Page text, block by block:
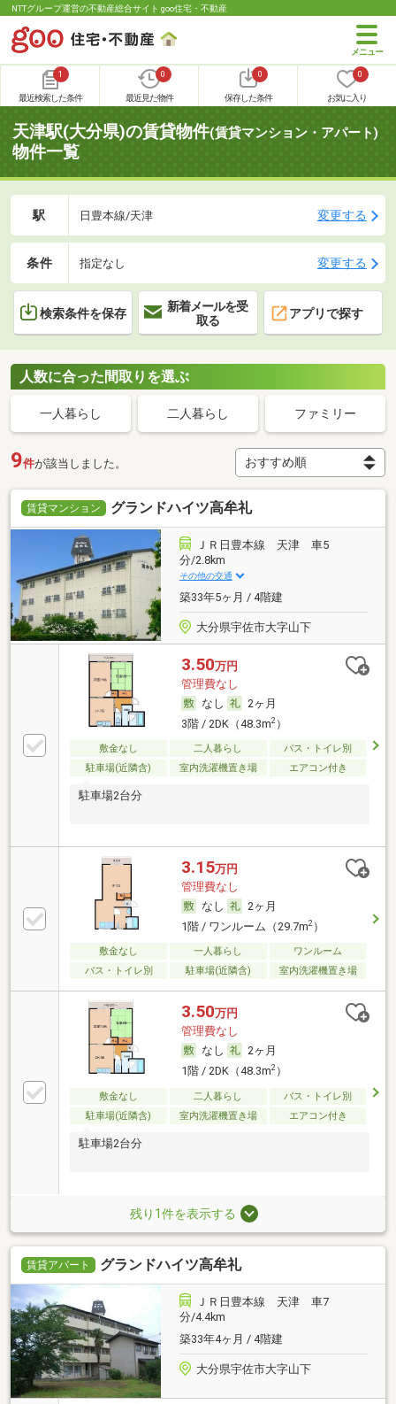
NTTグループ運営の不動産総合サイト goo住宅・不動産
1
最近検索した条件
0
最近見た物件
0
保存した条件
0
お気に入り
天津駅(大分県)の賃貸物件(賃貸マンション・アパート)
物件一覧
駅 日豊本線/天津 変更する
条件 指定なし 変更する
検索条件を保存
新着メールを受
取る
アプリで探す
人数に合った間取りを選ぶ
一人暮らし 二人暮らし ファミリー
9件が該当しました。
賃貸マンション グランドハイツ高牟礼
ＪＲ日豊本線 天津 車5
分/2.8km
その他の交通
築33年5ヶ月 / 4階建
大分県宇佐市大字山下
3.50万円
管理費なし
なし
2ヶ月
3階 / 2DK（48.3m2）
敷金なし 二人暮らし
バス・トイレ別
駐車場(近隣含)
室内洗濯機置き場 エアコン付き
駐車場2台分
3.15万円
管理費なし
なし
2ヶ月
1階 / ワンルーム（29.7m2）
敷金なし 一人暮らし
ワンルーム
バス・トイレ別
駐車場(近隣含) 室内洗濯機置き場
3.50万円
管理費なし
なし
2ヶ月
1階 / 2DK（48.3m2）
敷金なし 二人暮らし
バス・トイレ別
駐車場(近隣含)
室内洗濯機置き場 エアコン付き
駐車場2台分
残り1件を表示する
賃貸アパート グランドハイツ高牟礼
ＪＲ日豊本線 天津 車7
分/4.4km
築33年4ヶ月 / 4階建
大分県宇佐市大字山下